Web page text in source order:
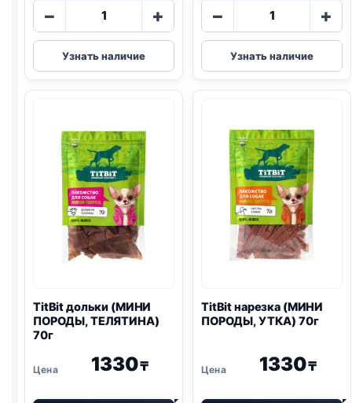
−
Количество
TitBit
колбаски
(БАВАРСКИЕ)
+
Узнать наличие
−
Количество
TitBit
дольки
(МИНИ
100г
+
Узнать наличие
TitBit дольки (МИНИ
ПОРОДЫ, ТЕЛЯТИНА)
70г
1330₸
TitBit нарезка (МИНИ
ПОРОДЫ, УТКА) 70г
1330₸